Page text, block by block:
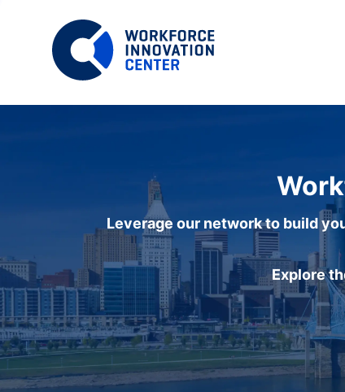
Leverage our network to build
Explore